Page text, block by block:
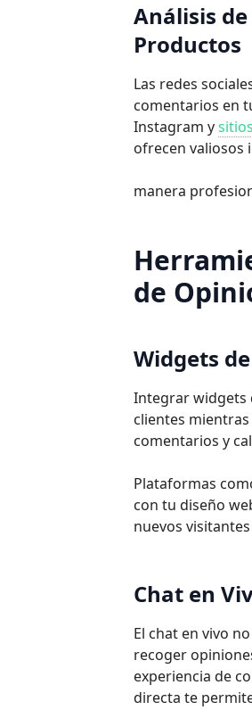
Análisis
Productos
Las redes
comentarios en
Instagram y
ofrecen valiosos
manera
de
Widgets
Integrar widgets
clientes
comentarios y
Plataformas
con tu diseño
nuevos
Chat en
El chat en vivo
recoger
experiencia de
directa te